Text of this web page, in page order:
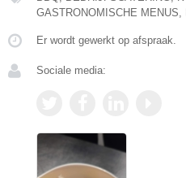
GASTRONOMISCHE MENUS,
Er wordt gewerkt op afspraak.
Sociale media: